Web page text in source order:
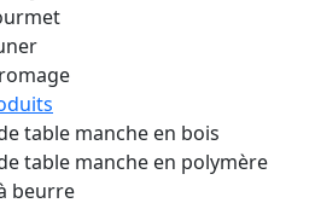
table manche en bois
table manche en polymère
beurre